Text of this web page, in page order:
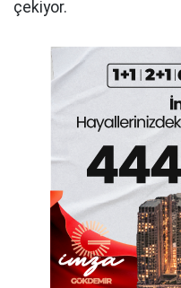
çekiyor.